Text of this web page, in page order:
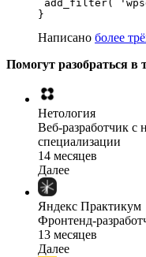
add_filter(
}
Написано более
Помогут разобраться в
Нетология
Веб-разработчик с
специализации
14 месяцев
Далее
Яндекс Практикум
Фронтенд-
13 месяцев
Далее